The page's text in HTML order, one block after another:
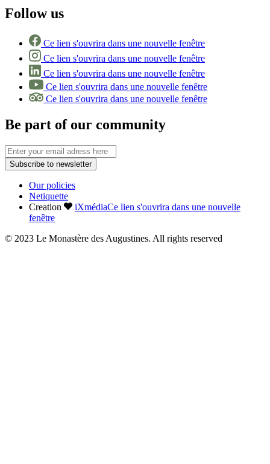
Follow us
Ce lien s'ouvrira dans une nouvelle fenêtre
Ce lien s'ouvrira dans une nouvelle fenêtre
Ce lien s'ouvrira dans une nouvelle fenêtre
Ce lien s'ouvrira dans une nouvelle fenêtre
Ce lien s'ouvrira dans une nouvelle fenêtre
Be part of our community
Subscribe to newsletter
Our policies
Netiquette
Creation
iXmédiaCe lien s'ouvrira dans une nouvelle
fenêtre
© 2023 Le Monastère des Augustines. All rights reserved